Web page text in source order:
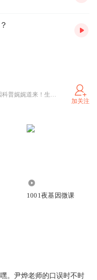
华大基因专业团队倾情打造，基因科普娓娓道来！生物学博士尹烨老师为您讲述生命的奥秘，一众三甲医院专家大咖支招疾病防控与诊疗。涉及具体病情，请及时就医并遵医嘱呦！
加关注
1001夜基因微课
。尹烨老师的口误时不时